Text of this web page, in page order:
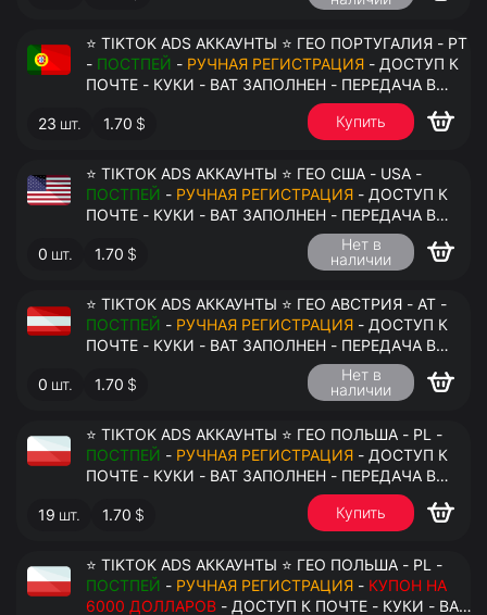
⭐ TIKTOK ADS АККАУНТЫ ⭐ ГЕО ПОРТУГАЛИЯ - PT
- ПОСТПЕЙ - РУЧНАЯ РЕГИСТРАЦИЯ
ПОЧТЕ - КУКИ - ВАТ ЗАПОЛНЕН - ПЕРЕДАЧА В
23 шт. 1.70 $ Купить
⭐ TIKTOK ADS АККАУНТЫ ⭐ ГЕО США - USA -
ПОСТПЕЙ - РУЧНАЯ РЕГИСТРАЦИЯ - ДОСТУП К
ПОЧТЕ - КУКИ - ВАТ ЗАПОЛНЕН - ПЕРЕДАЧА В
0 шт. 1.70 $
Нет в
наличии
⭐ TIKTOK ADS АККАУНТЫ ⭐ ГЕО АВСТРИЯ - AT -
ПОСТПЕЙ - РУЧНАЯ РЕГИСТРАЦИЯ - ДОСТУП К
ПОЧТЕ - КУКИ - ВАТ ЗАПОЛНЕН - ПЕРЕДАЧА В
0 шт. 1.70 $
Нет в
наличии
⭐ TIKTOK ADS АККАУНТЫ ⭐ ГЕО ПОЛЬША - PL -
ПОСТПЕЙ - РУЧНАЯ РЕГИСТРАЦИЯ - ДОСТУП К
ПОЧТЕ - КУКИ - ВАТ ЗАПОЛНЕН - ПЕРЕДАЧА В
19 шт. 1.70 $ Купить
⭐ TIKTOK ADS АККАУНТЫ ⭐ ГЕО ПОЛЬША - PL -
ПОСТПЕЙ - РУЧНАЯ РЕГИСТРАЦИЯ - КУПОН НА
6000 ДОЛЛАРОВ - ДОСТУП К ПОЧТЕ - КУКИ - ВАТ